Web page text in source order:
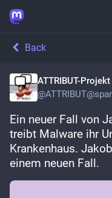
Back
ATTRIBUT-Projekt
@
Ein neuer Fall von
treibt Malware ihr
Krankenhaus.
einem neuen Fall.